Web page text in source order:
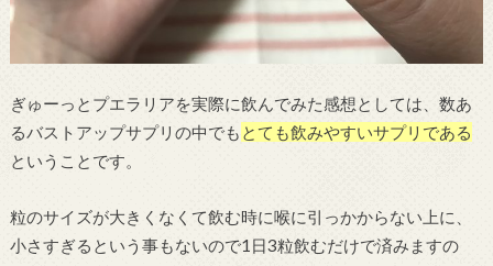
ぎゅーっとプエラリアを実際に飲んでみた感想としては、数あ
るバストアップサプリの中でも とても飲みやすいサプリである
ということです。
粒のサイズが大きくなくて飲む時に喉に引っかからない上に、
小さすぎるという事もないので1日3粒飲むだけで済みますの